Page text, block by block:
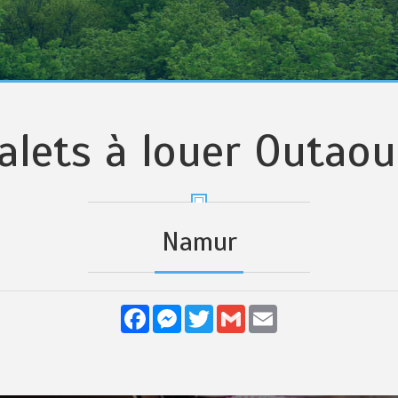
à louer
Namur
FacebookMessenger
TwitterGmail